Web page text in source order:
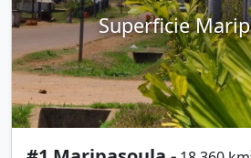
Superficie